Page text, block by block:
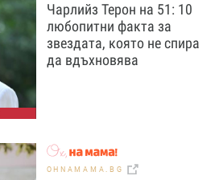
Чарлийз Терон на 51: 10
любопитни факта за
звездата, която не спира
да вдъхновява
OHNAMAMA.BG